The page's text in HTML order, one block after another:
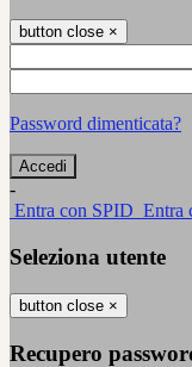
button close ×
Password dimenticata?
-
Entra con SPID Entra
Seleziona utente
button close ×
Recupero